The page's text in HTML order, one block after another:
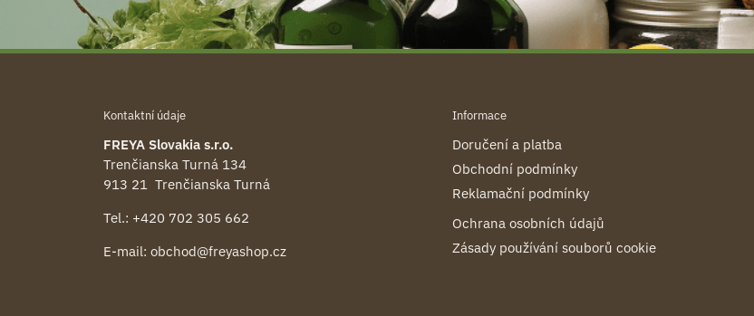
Kontaktní údaje
FREYA Slovakia s.r.o.
Trenčianska Turná 134
913 21 Trenčianska Turná
Tel.: +420 702 305 662
E-mail: obchod@freyashop.cz
Informace
Doručení a platba
Obchodní podmínky
Reklamační podmínky
Ochrana osobních údajů
Zásady používání souborů cookie